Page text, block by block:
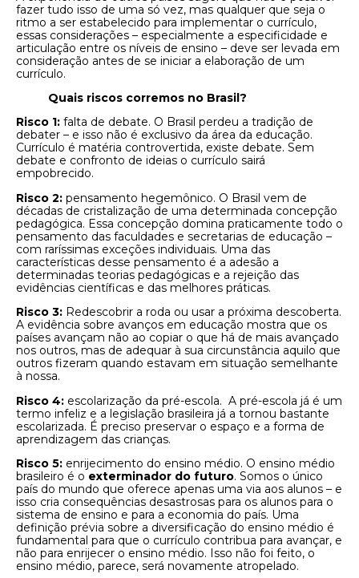
fazer tudo isso de uma só vez, mas qualquer que seja o
ritmo a ser estabelecido para implementar o currículo,
essas considerações – especialmente a especificidade e
articulação entre os níveis de ensino – deve ser levada em
consideração antes de se iniciar a elaboração de um
currículo.
Quais riscos corremos no Brasil?
Risco 1: falta de debate. O Brasil perdeu a tradição de
debater – e isso não é exclusivo da área da educação.
Currículo é matéria controvertida, existe debate. Sem
debate e confronto de ideias o currículo sairá
empobrecido.
Risco 2: pensamento hegemônico. O Brasil vem de
décadas de cristalização de uma determinada concepção
pedagógica. Essa concepção domina praticamente todo o
pensamento das faculdades e secretarias de educação –
com raríssimas exceções individuais. Uma das
características desse pensamento é a adesão a
determinadas teorias pedagógicas e a rejeição das
evidências científicas e das melhores práticas.
Risco 3: Redescobrir a roda ou usar a próxima descoberta.
A evidência sobre avanços em educação mostra que os
países avançam não ao copiar o que há de mais avançado
nos outros, mas de adequar à sua circunstância aquilo que
outros fizeram quando estavam em situação semelhante
à nossa.
Risco 4: escolarização da pré-escola. A pré-escola já é um
termo infeliz e a legislação brasileira já a tornou bastante
escolarizada. É preciso preservar o espaço e a forma de
aprendizagem das crianças.
Risco 5: enrijecimento do ensino médio. O ensino médio
brasileiro é o exterminador do futuro. Somos o único
país do mundo que oferece apenas uma via aos alunos – e
isso cria consequências desastrosas para os alunos para o
sistema de ensino e para a economia do país. Uma
definição prévia sobre a diversificação do ensino médio é
fundamental para que o currículo contribua para avançar, e
não para enrijecer o ensino médio. Isso não foi feito, o
ensino médio, parece, será novamente atropelado.